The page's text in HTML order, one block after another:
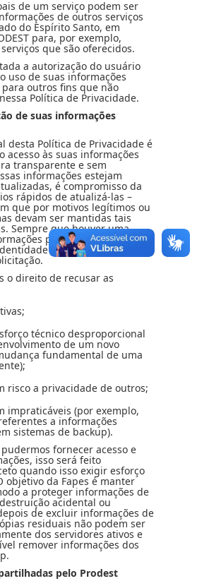
de um serviço podem ser
de outros serviços
do Espírito Santo, em
para, por exemplo,
que são oferecidos.
a autorização do usuário
uso de suas informações
outros fins que não
Política de Privacidade.
de suas informações
desta Política de Privacidade é
acesso às suas informações
transparente e sem
informações estejam
é compromisso da
rápidos de atualizá-las –
que por motivos legítimos ou
devam ser mantidas tais
Sempre que houver uma
pessoais será exigida
antes do
o direito de recusar as
técnico desproporcional
de um novo
fundamental de uma
risco a privacidade de outros;
impraticáveis (por exemplo,
a informações
sistemas de backup).
fornecer acesso e
isso será feito
quando isso exigir esforço
objetivo da Fapes é manter
a proteger informações de
acidental ou
de excluir informações de
residuais não podem ser
dos servidores ativos e
remover informações dos
pelo Prodest